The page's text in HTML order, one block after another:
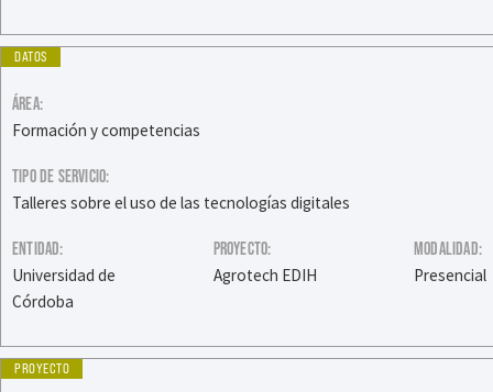
ÁREA:
Formación y competencias
TIPO DE SERVICIO:
Talleres sobre el uso de las tecnologías digitales
ENTIDAD:
Universidad de
Córdoba
PROYECTO:
Agrotech EDIH
MODALIDAD:
Presencial
DATOS
PROYECTO